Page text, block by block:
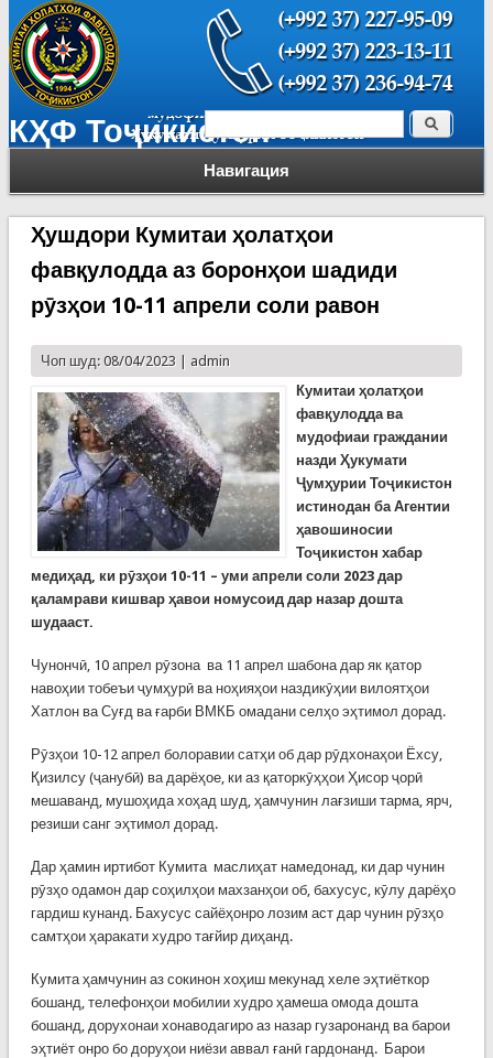
КҲФ Тоҷикистон
Навигация
Форма поиска Поиск
Ҳушдори Кумитаи ҳолатҳои
фавқулодда аз боронҳои шадиди
рӯзҳои 10-11 апрели соли равон
Чоп шуд: 08/04/2023 | admin
Кумитаи ҳолатҳои
фавқулодда ва
мудофиаи граждании
назди Ҳукумати
Ҷумҳурии Тоҷикистон
истинодан ба Агентии
ҳавошиносии
Тоҷикистон хабар
медиҳад, ки рӯзҳои 10-11 – уми апрели соли 2023 дар
қаламрави кишвар ҳавои номусоид дар назар дошта
шудааст.
Чунончӣ, 10 апрел рӯзона ва 11 апрел шабона дар як қатор
навоҳии тобеъи ҷумҳурӣ ва ноҳияҳои наздикӯҳии вилоятҳои
Хатлон ва Суғд ва ғарби ВМКБ омадани селҳо эҳтимол дорад.
Рӯзҳои 10-12 апрел болоравии сатҳи об дар рӯдхонаҳои Ёхсу,
Қизилсу (ҷанубӣ) ва дарёҳое, ки аз қаторкӯҳҳои Ҳисор ҷорӣ
мешаванд, мушоҳида хоҳад шуд, ҳамчунин лағзиши тарма, ярч,
резиши санг эҳтимол дорад.
Дар ҳамин иртибот Кумита маслиҳат намедонад, ки дар чунин
рӯзҳо одамон дар соҳилҳои махзанҳои об, бахусус, кӯлу дарёҳо
гардиш кунанд. Бахусус сайёҳонро лозим аст дар чунин рӯзҳо
самтҳои ҳаракати худро тағйир диҳанд.
Кумита ҳамчунин аз сокинон хоҳиш мекунад хеле эҳтиёткор
бошанд, телефонҳои мобилии худро ҳамеша омода дошта
бошанд, дорухонаи хонаводагиро аз назар гузаронанд ва барои
эҳтиёт онро бо доруҳои ниёзи аввал ғанӣ гардонанд. Барои